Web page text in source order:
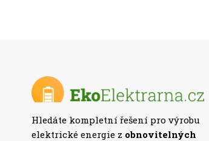
Hledáte kompletní řešení pro výrobu
elektrické energie z obnovitelných